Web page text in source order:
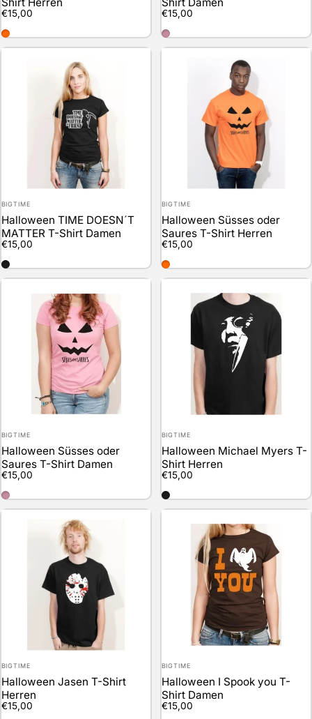
€15,00
orange
€15,00
rosa
Anbieter:
BIGTIME
Halloween TIME DOESN´T
MATTER T-Shirt Damen
€15,00
schwarz
Anbieter:
BIGTIME
Halloween Süsses oder
Saures T-Shirt Herren
€15,00
orange
Anbieter:
BIGTIME
Halloween Süsses oder
Saures T-Shirt Damen
€15,00
rosa
Anbieter:
BIGTIME
Halloween Michael Myers T-
Shirt Herren
€15,00
schwarz
Anbieter:
BIGTIME
Halloween Jasen T-Shirt
Herren
€15,00
Anbieter:
BIGTIME
Halloween I Spook you T-
Shirt Damen
€15,00